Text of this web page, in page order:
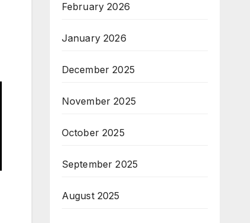
February 2026
January 2026
December 2025
November 2025
October 2025
September 2025
August 2025